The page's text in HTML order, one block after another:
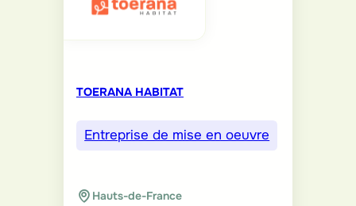
TOERANA HABITAT
Entreprise de mise en oeuvre
Hauts-de-France